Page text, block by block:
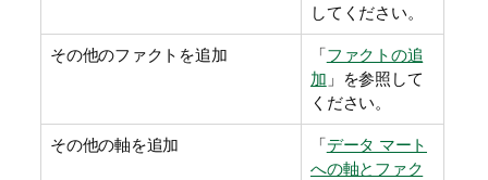
してください。
その他のファクトを追加 「ファクトの追
加 」を参照して
ください。
その他の軸を追加 「データ マート
への軸とファク